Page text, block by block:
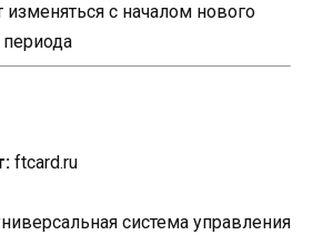
изменяться с началом нового
ftcard.ru
система управления